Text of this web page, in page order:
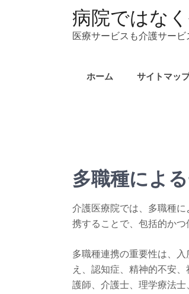
病院ではな
医療サービスも介護サー
ホーム サイトマッ
多職種によ
介護医療院では、多職種
携することで、包括的かつ
多職種連携の重要性は、
え、認知症、精神的不安
護師、介護士、理学療法